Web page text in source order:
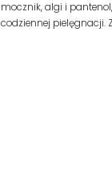
mocznik, algi i
codziennej pielęgnacji.